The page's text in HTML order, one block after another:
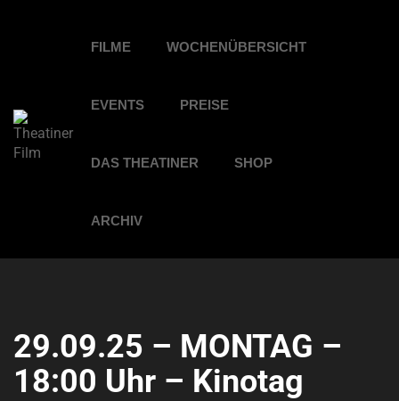
FILME WOCHENÜBERSICHT
EVENTS PREISE
DAS THEATINER SHOP
ARCHIV
29.09.25 – MONTAG –
18:00 Uhr – Kinotag